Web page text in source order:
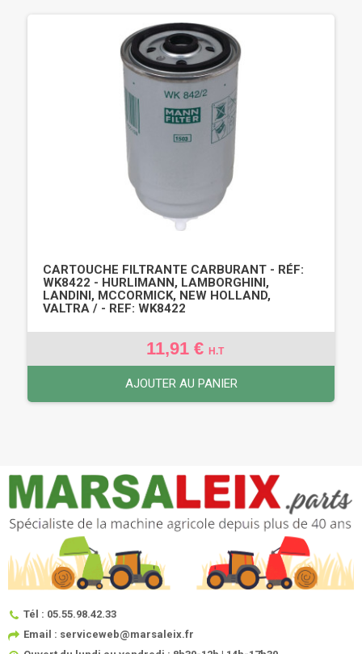
CARTOUCHE FILTRANTE CARBURANT - RÉF:
WK8422 - HURLIMANN, LAMBORGHINI,
LANDINI, MCCORMICK, NEW HOLLAND,
VALTRA / - REF: WK8422
11,91 € H.T
AJOUTER AU PANIER
Tél : 05.55.98.42.33
Email : serviceweb@marsaleix.fr